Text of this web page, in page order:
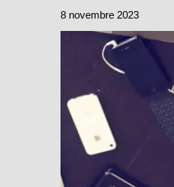
8 novembre 2023